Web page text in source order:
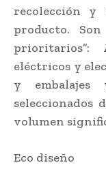
recolección y
producto.
prioritarios”:
eléctricos y
y embalajes
seleccionados
volumen
Eco diseño